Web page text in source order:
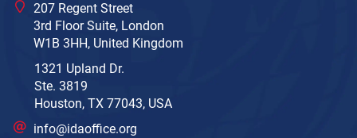
207 Regent Street
3rd Floor Suite, London
W1B 3HH, United Kingdom
1321 Upland Dr.
Ste. 3819
Houston, TX 77043, USA
info@idaoffice.org